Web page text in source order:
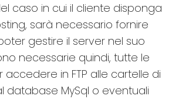
caso in cui il cliente disponga
sarà necessario fornire
gestire il server nel suo
necessarie quindi, tutte le
accedere in FTP alle cartelle di
database MySql o eventuali